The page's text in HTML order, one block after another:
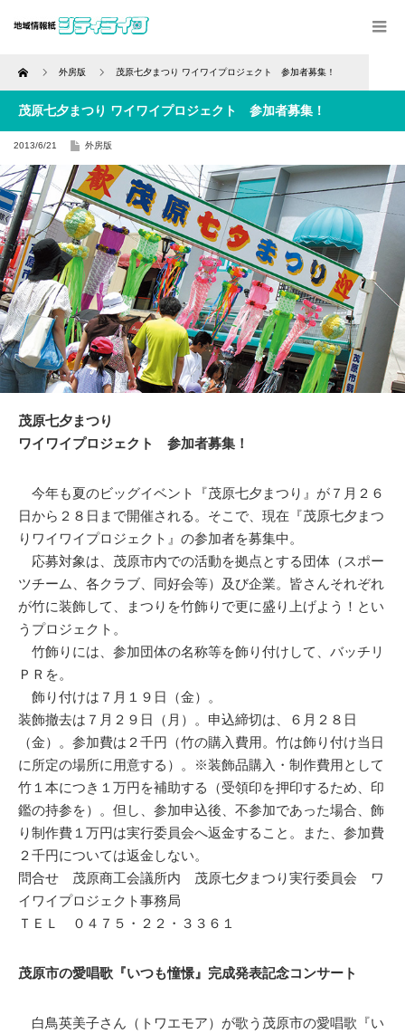
Home 外房版 茂原七夕まつり ワイワイプロジェクト 参加者募集！
茂原七夕まつり ワイワイプロジェクト 参加者募集！
2013/6/21 外房版
茂原七夕まつり
ワイワイプロジェクト 参加者募集！
今年も夏のビッグイベント『茂原七夕まつり』が７月２６
日から２８日まで開催される。そこで、現在『茂原七夕まつ
りワイワイプロジェクト』の参加者を募集中。
応募対象は、茂原市内での活動を拠点とする団体（スポー
ツチーム、各クラブ、同好会等）及び企業。皆さんそれぞれ
が竹に装飾して、まつりを竹飾りで更に盛り上げよう！とい
うプロジェクト。
竹飾りには、参加団体の名称等を飾り付けして、バッチリ
ＰＲを。
飾り付けは７月１９日（金）。
装飾撤去は７月２９日（月）。申込締切は、６月２８日
（金）。参加費は２千円（竹の購入費用。竹は飾り付け当日
に所定の場所に用意する）。※装飾品購入・制作費用として
竹１本につき１万円を補助する（受領印を押印するため、印
鑑の持参を）。但し、参加申込後、不参加であった場合、飾
り制作費１万円は実行委員会へ返金すること。また、参加費
２千円については返金しない。
問合せ 茂原商工会議所内 茂原七夕まつり実行委員会 ワ
イワイプロジェクト事務局
ＴＥＬ ０４７５・２２・３３６１
茂原市の愛唱歌『いつも憧憬』完成発表記念コンサート
白鳥英美子さん（トワエモア）が歌う茂原市の愛唱歌『い